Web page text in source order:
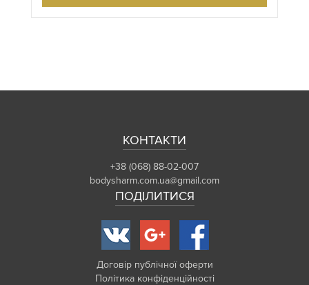
КОНТАКТИ
+38 (068) 88-02-007
bodysharm.com.ua@gmail.com
ПОДІЛИТИСЯ
Договір публічної оферти
Політика конфіденційності